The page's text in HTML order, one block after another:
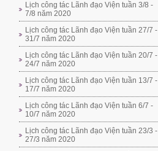
Lịch công tác Lãnh đạo Viện tuần 3/8 -
7/8 năm 2020
Lịch công tác Lãnh đạo Viện tuần 27/7 -
31/7 năm 2020
Lịch công tác Lãnh đạo Viện tuần 20/7 -
24/7 năm 2020
Lịch công tác Lãnh đạo Viện tuần 13/7 -
17/7 năm 2020
Lịch công tác Lãnh đạo Viện tuần 6/7 -
10/7 năm 2020
Lịch công tác Lãnh đạo Viện tuần 23/3 -
27/3 năm 2020